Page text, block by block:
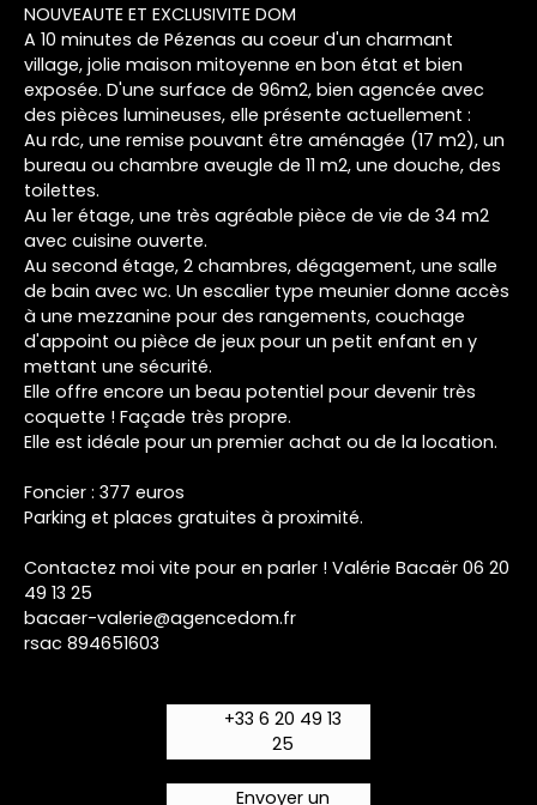
NOUVEAUTE ET EXCLUSIVITE DOM
A 10 minutes de Pézenas au coeur d'un charmant
village, jolie maison mitoyenne en bon état et bien
exposée. D'une surface de 96m2, bien agencée avec
des pièces lumineuses, elle présente actuellement :
Au rdc, une remise pouvant être aménagée (17 m2), un
bureau ou chambre aveugle de 11 m2, une douche, des
toilettes.
Au 1er étage, une très agréable pièce de vie de 34 m2
avec cuisine ouverte.
Au second étage, 2 chambres, dégagement, une salle
de bain avec wc. Un escalier type meunier donne accès
à une mezzanine pour des rangements, couchage
d'appoint ou pièce de jeux pour un petit enfant en y
mettant une sécurité.
Elle offre encore un beau potentiel pour devenir très
coquette ! Façade très propre.
Elle est idéale pour un premier achat ou de la location.
Foncier : 377 euros
Parking et places gratuites à proximité.
Contactez moi vite pour en parler ! Valérie Bacaër 06 20
49 13 25
bacaer-valerie@agencedom.fr
rsac 894651603
+33 6 20 49 13
25
Envoyer un